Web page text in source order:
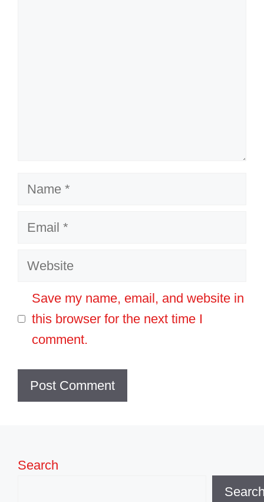
Name
Email
Website
Save my name, email, and website in
this browser for the next time I
comment.
Search